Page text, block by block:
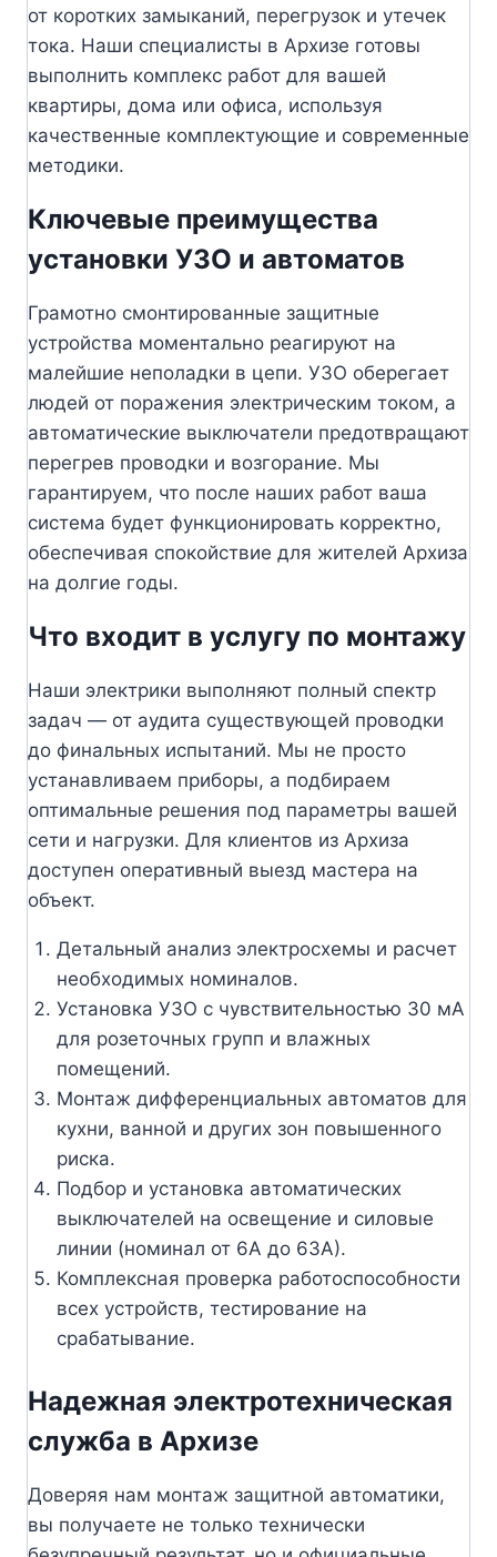
от коротких замыканий, перегрузок и утечек
тока. Наши специалисты в Архизе готовы
выполнить комплекс работ для вашей
квартиры, дома или офиса, используя
качественные комплектующие и современные
методики.
Ключевые преимущества
установки УЗО и автоматов
Грамотно смонтированные защитные
устройства моментально реагируют на
малейшие неполадки в цепи. УЗО оберегает
людей от поражения электрическим током, а
автоматические выключатели предотвращают
перегрев проводки и возгорание. Мы
гарантируем, что после наших работ ваша
система будет функционировать корректно,
обеспечивая спокойствие для жителей Архиза
на долгие годы.
Что входит в услугу по монтажу
Наши электрики выполняют полный спектр
задач — от аудита существующей проводки
до финальных испытаний. Мы не просто
устанавливаем приборы, а подбираем
оптимальные решения под параметры вашей
сети и нагрузки. Для клиентов из Архиза
доступен оперативный выезд мастера на
объект.
Детальный анализ электросхемы и расчет
необходимых номиналов.
Установка УЗО с чувствительностью 30 мА
для розеточных групп и влажных
помещений.
Монтаж дифференциальных автоматов для
кухни, ванной и других зон повышенного
риска.
Подбор и установка автоматических
выключателей на освещение и силовые
линии (номинал от 6А до 63А).
Комплексная проверка работоспособности
всех устройств, тестирование на
срабатывание.
Надежная электротехническая
служба в Архизе
Доверяя нам монтаж защитной автоматики,
вы получаете не только технически